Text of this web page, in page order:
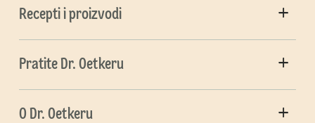
Recepti i proizvodi
Pratite Dr. Oetkeru
O Dr. Oetkeru